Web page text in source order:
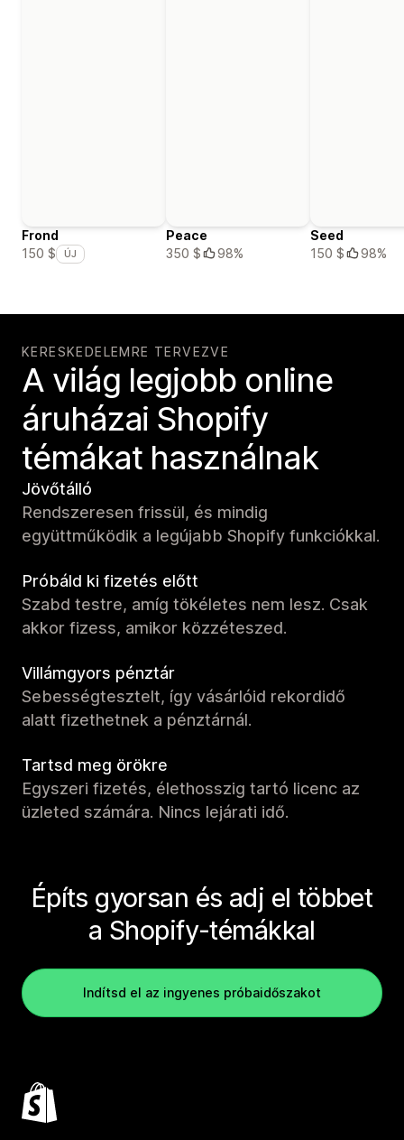
Frond
150 $
ÚJ
Peace
350 $
98%
Seed
150 $
98%
KERESKEDELEMRE TERVEZVE
A világ legjobb online
áruházai Shopify
témákat használnak
Jövőtálló
Rendszeresen frissül, és mindig
együttműködik a legújabb Shopify funkciókkal.
Próbáld ki fizetés előtt
Szabd testre, amíg tökéletes nem lesz. Csak
akkor fizess, amikor közzéteszed.
Villámgyors pénztár
Sebességtesztelt, így vásárlóid rekordidő
alatt fizethetnek a pénztárnál.
Tartsd meg örökre
Egyszeri fizetés, élethosszig tartó licenc az
üzleted számára. Nincs lejárati idő.
Építs gyorsan és adj el többet
a Shopify-témákkal
Indítsd el az ingyenes próbaidőszakot